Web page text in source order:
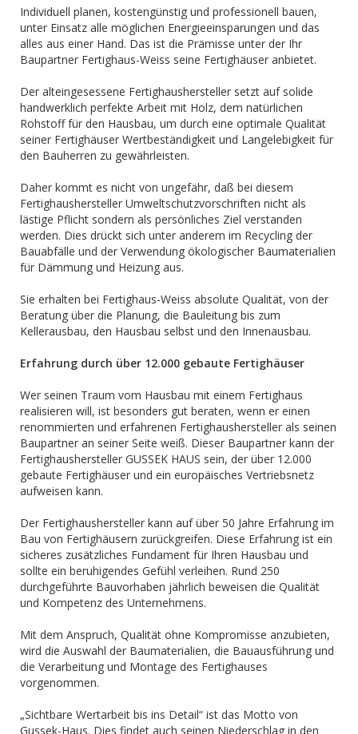
Individuell planen, kostengünstig und professionell bauen,
unter Einsatz alle möglichen Energieeinsparungen und das
alles aus einer Hand. Das ist die Prämisse unter der Ihr
Baupartner Fertighaus-Weiss seine Fertighäuser anbietet.
Der alteingesessene Fertighaushersteller setzt auf solide
handwerklich perfekte Arbeit mit Holz, dem natürlichen
Rohstoff für den Hausbau, um durch eine optimale Qualität
seiner Fertighäuser Wertbeständigkeit und Langelebigkeit für
den Bauherren zu gewährleisten.
Daher kommt es nicht von ungefähr, daß bei diesem
Fertighaushersteller Umweltschutzvorschriften nicht als
lästige Pflicht sondern als persönliches Ziel verstanden
werden. Dies drückt sich unter anderem im Recycling der
Bauabfälle und der Verwendung ökologischer Baumaterialien
für Dämmung und Heizung aus.
Sie erhalten bei Fertighaus-Weiss absolute Qualität, von der
Beratung über die Planung, die Bauleitung bis zum
Kellerausbau, den Hausbau selbst und den Innenausbau.
Erfahrung durch über 12.000 gebaute Fertighäuser
Wer seinen Traum vom Hausbau mit einem Fertighaus
realisieren will, ist besonders gut beraten, wenn er einen
renommierten und erfahrenen Fertighaushersteller als seinen
Baupartner an seiner Seite weiß. Dieser Baupartner kann der
Fertighaushersteller GUSSEK HAUS sein, der über 12.000
gebaute Fertighäuser und ein europäisches Vertriebsnetz
aufweisen kann.
Der Fertighaushersteller kann auf über 50 Jahre Erfahrung im
Bau von Fertighäusern zurückgreifen. Diese Erfahrung ist ein
sicheres zusätzliches Fundament für Ihren Hausbau und
sollte ein beruhigendes Gefühl verleihen. Rund 250
durchgeführte Bauvorhaben jährlich beweisen die Qualität
und Kompetenz des Unternehmens.
Mit dem Anspruch, Qualität ohne Kompromisse anzubieten,
wird die Auswahl der Baumaterialien, die Bauausführung und
die Verarbeitung und Montage des Fertighauses
vorgenommen.
„Sichtbare Wertarbeit bis ins Detail“ ist das Motto von
Gussek-Haus. Dies findet auch seinen Niederschlag in den